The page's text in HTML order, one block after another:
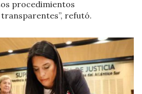
procedimientos
refutó.